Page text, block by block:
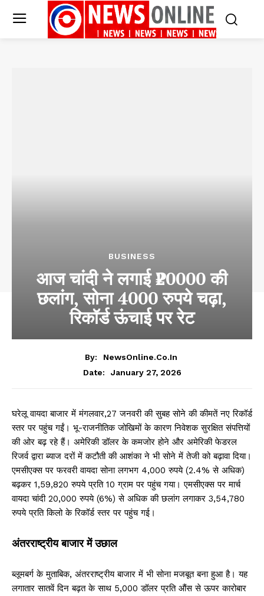
BUSINESS
आज चांदी ने लगाई ₹20000 की
छलांग, सोना 4000 रुपये चढ़ा,
रिकॉर्ड ऊंचाई पर रेट
By:
NewsOnline.co.in
Date:
January 27, 2026
घरेलू वायदा बाजार में मंगलवार,27 जनवरी की सुबह सोने की कीमतें नए रिकॉर्ड
स्तर पर पहुंच गईं। भू-राजनीतिक जोखिमों के कारण निवेशक सुरक्षित संपत्तियों
की ओर बढ़ रहे हैं। अमेरिकी डॉलर के कमजोर होने और अमेरिकी फेडरल
रिजर्व द्वारा ब्याज दरों में कटौती की आशंका ने भी सोने में तेजी को बढ़ावा दिया।
एमसीएक्स पर फरवरी वायदा सोना लगभग 4,000 रुपये (2.4% से अधिक)
बढ़कर 1,59,820 रुपये प्रति 10 ग्राम पर पहुंच गया। एमसीएक्स पर मार्च
वायदा चांदी 20,000 रुपये (6%) से अधिक की छलांग लगाकर 3,54,780
रुपये प्रति किलो के रिकॉर्ड स्तर पर पहुंच गई।
अंतरराष्ट्रीय बाजार में उछाल
ब्लूमबर्ग के मुताबिक, अंतरराष्ट्रीय बाजार में भी सोना मजबूत बना हुआ है। यह
लगातार सातवें दिन बढ़त के साथ 5,000 डॉलर प्रति औंस से ऊपर कारोबार